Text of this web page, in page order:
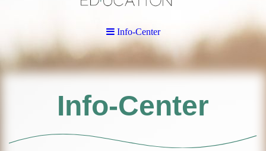
Info-Center
Info-Center